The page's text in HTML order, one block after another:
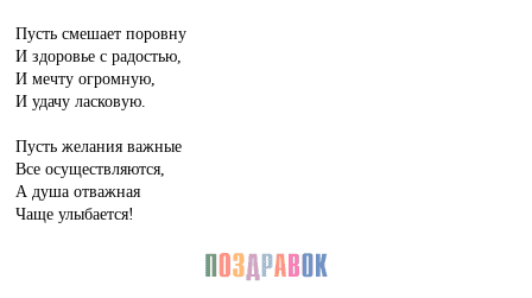
Пусть смешает поровну
И здоровье с радостью,
И мечту огромную,
И удачу ласковую.
Пусть желания важные
Все осуществляются,
А душа отважная
Чаще улыбается!